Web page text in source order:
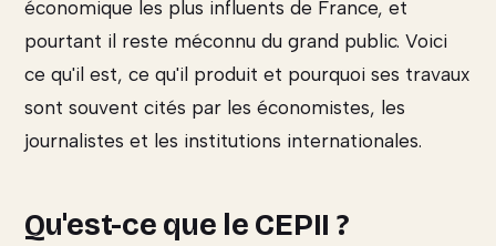
économique les plus influents de France, et
pourtant il reste méconnu du grand public. Voici
ce qu'il est, ce qu'il produit et pourquoi ses travaux
sont souvent cités par les économistes, les
journalistes et les institutions internationales.
Qu'est-ce que le CEPII ?